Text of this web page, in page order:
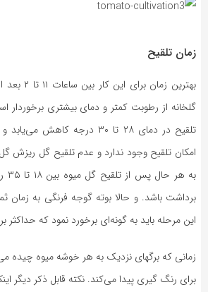
زمان تلقیح
بهترین
گلخانه از رطوبت کمتر و دمای بیشتری
امکان تلقیح وجود ندارد و عدم تلقیح گل ریزش
برداشت باشد. و حالا بوته گوجه فرنگی به
این مرحله باید به گونه‌ای برخورد نمود که
زمانی که برگهای نزدیک به هر خوشه میوه چیده